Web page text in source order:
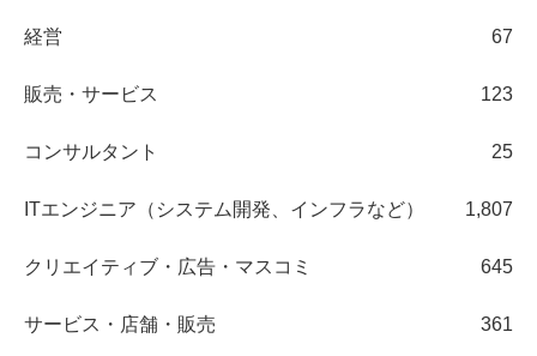
経営 67
販売・サービス 123
コンサルタント 25
ITエンジニア（システム開発、インフラなど） 1,807
クリエイティブ・広告・マスコミ 645
サービス・店舗・販売 361